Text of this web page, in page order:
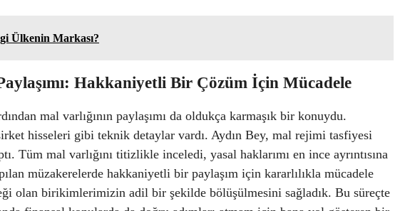
Ülkenin Markası?
Hakkaniyetli Bir Çözüm İçin Mücadele
mal varlığının paylaşımı da oldukça karmaşık bir konuydu.
hisseleri gibi teknik detaylar vardı. Aydın Bey, mal rejimi tasfiyesi
Tüm mal varlığını titizlikle inceledi, yasal haklarımı en ince ayrıntısına
müzakerelerde hakkaniyetli bir paylaşım için kararlılıkla mücadele
olan birikimlerimizin adil bir şekilde bölüşülmesini sağladık. Bu süreçte